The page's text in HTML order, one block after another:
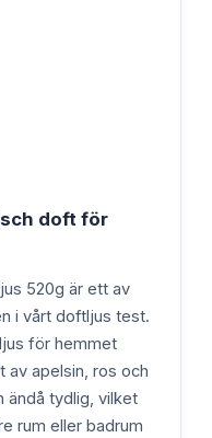
doft för
520g är ett av
i vårt doftljus test.
för hemmet
av apelsin, ros och
ändå tydlig, vilket
rum eller badrum